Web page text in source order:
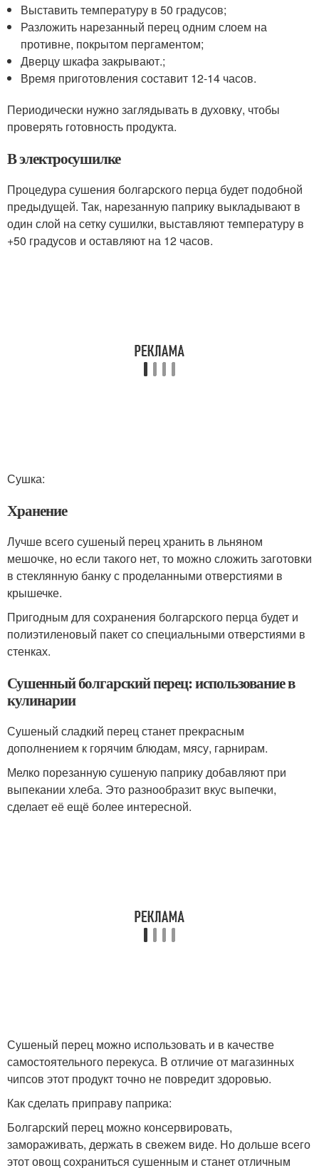
Выставить температуру в 50 градусов;
Разложить нарезанный перец одним слоем на
противне, покрытом пергаментом;
Дверцу шкафа закрывают.;
Время приготовления составит 12-14 часов.
Периодически нужно заглядывать в духовку, чтобы
проверять готовность продукта.
В электросушилке
Процедура сушения болгарского перца будет подобной
предыдущей. Так, нарезанную паприку выкладывают в
один слой на сетку сушилки, выставляют температуру в
+50 градусов и оставляют на 12 часов.
Сушка:
Хранение
Лучше всего сушеный перец хранить в льняном
мешочке, но если такого нет, то можно сложить заготовки
в стеклянную банку с проделанными отверстиями в
крышечке.
Пригодным для сохранения болгарского перца будет и
полиэтиленовый пакет со специальными отверстиями в
стенках.
Сушенный болгарский перец: использование в
кулинарии
Сушеный сладкий перец станет прекрасным
дополнением к горячим блюдам, мясу, гарнирам.
Мелко порезанную сушеную паприку добавляют при
выпекании хлеба. Это разнообразит вкус выпечки,
сделает её ещё более интересной.
Сушеный перец можно использовать и в качестве
самостоятельного перекуса. В отличие от магазинных
чипсов этот продукт точно не повредит здоровью.
Как сделать приправу паприка:
Болгарский перец можно консервировать,
замораживать, держать в свежем виде. Но дольше всего
этот овощ сохраниться сушенным и станет отличным